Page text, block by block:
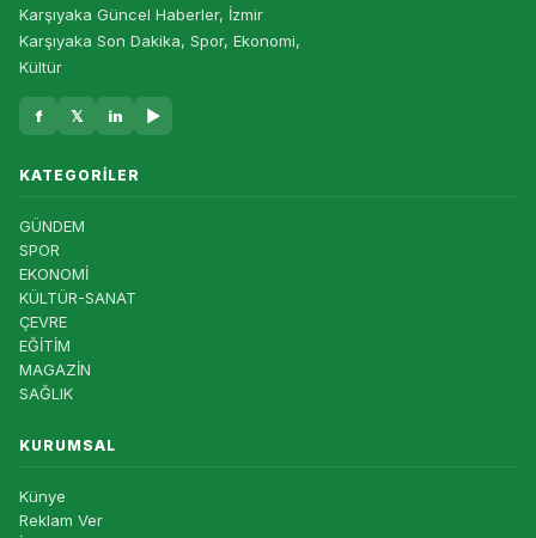
Karşıyaka Güncel Haberler, İzmir
Karşıyaka Son Dakika, Spor, Ekonomi,
Kültür
f 𝕏 in ▶
KATEGORILER
GÜNDEM
SPOR
EKONOMİ
KÜLTÜR-SANAT
ÇEVRE
EĞİTİM
MAGAZİN
SAĞLIK
KURUMSAL
Künye
Reklam Ver